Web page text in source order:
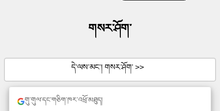
ལེབ་
གསར་ཤོག་
དེ་ལས་མང་། གསར་ཤོག་ >>
གུ་གུལ་དང་གཅིག་ཁར་འཕྲོ་མཐུད།